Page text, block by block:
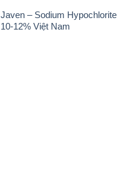
Javen – Sodium Hypochlorite
10-12% Việt Nam